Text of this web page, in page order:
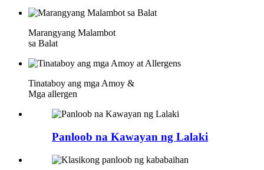
Marangyang Malambot
sa Balat
Tinataboy ang mga Amoy &
Mga allergen
Panloob na Kawayan ng Lalaki